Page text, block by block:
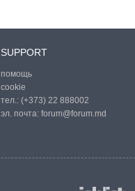
SUPPORT
помощь
cookie
тел.: (+373) 22 888002
эл. почта: forum@forum.md